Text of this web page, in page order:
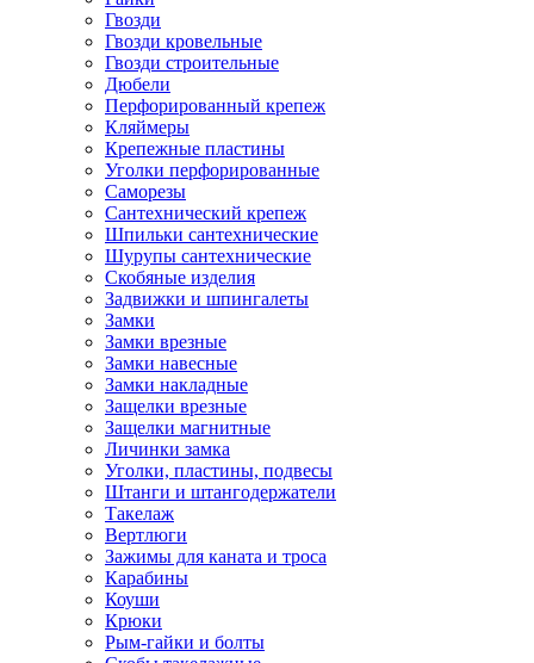
Гвозди
Гвозди кровельные
Гвозди строительные
Дюбели
Перфорированный крепеж
Кляймеры
Крепежные пластины
Уголки перфорированные
Саморезы
Сантехнический крепеж
Шпильки сантехнические
Шурупы сантехнические
Скобяные изделия
Задвижки и шпингалеты
Замки
Замки врезные
Замки навесные
Замки накладные
Защелки врезные
Защелки магнитные
Личинки замка
Уголки, пластины, подвесы
Штанги и штангодержатели
Такелаж
Вертлюги
Зажимы для каната и троса
Карабины
Коуши
Крюки
Рым-гайки и болты